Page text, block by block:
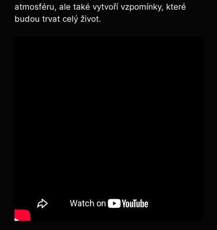
atmosféru, ale také vytvoří‌ vzpomínky, které
budou trvat celý život.